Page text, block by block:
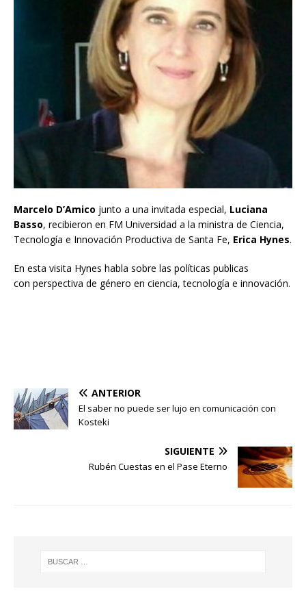
Marcelo D’Amico junto a una invitada especial, Luciana
Basso, recibieron en FM Universidad a la ministra de Ciencia,
Tecnología e Innovación Productiva de Santa Fe, Erica Hynes.
En esta visita Hynes habla sobre las políticas publicas
con perspectiva de género en ciencia, tecnología e innovación.
ANTERIOR
El saber no puede ser lujo en comunicación con
Kosteki
SIGUIENTE
Rubén Cuestas en el Pase Eterno